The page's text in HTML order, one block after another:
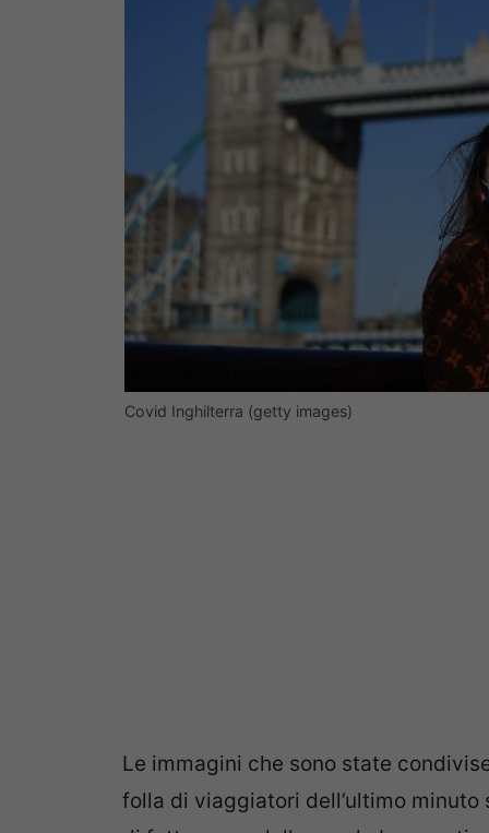
Covid Inghilterra (getty images)
Le immagini che sono state
folla di viaggiatori dell’ultimo minuto